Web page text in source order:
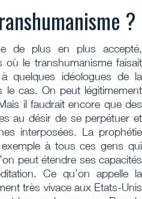
?
de plus en plus accepté,
le transhumanisme faisait
quelques idéologues de la
le cas. On peut légitimement
il faudrait encore que des
au désir de se perpétuer et
interposées. La prophétie
à tous ces gens qui
peut étendre ses capacités
Ce qu’on appelle la
très vivace aux Etats-Unis